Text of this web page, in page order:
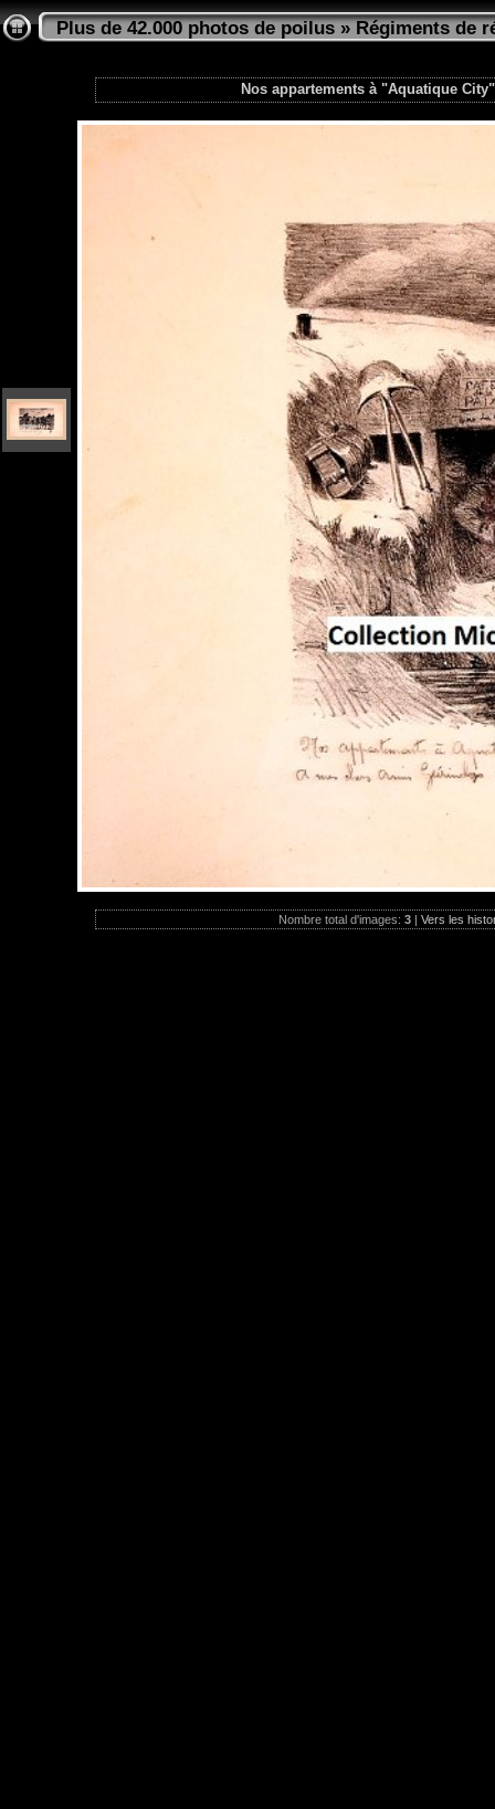
Plus de 42.000 photos de poilus»Régiments de
Nos appartements à "Aquatique
Nombre total d'images: 3 | Vers les